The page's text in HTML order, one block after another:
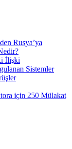
Rusya’ya
İlişki
Sistemler
için 250 Mülakat